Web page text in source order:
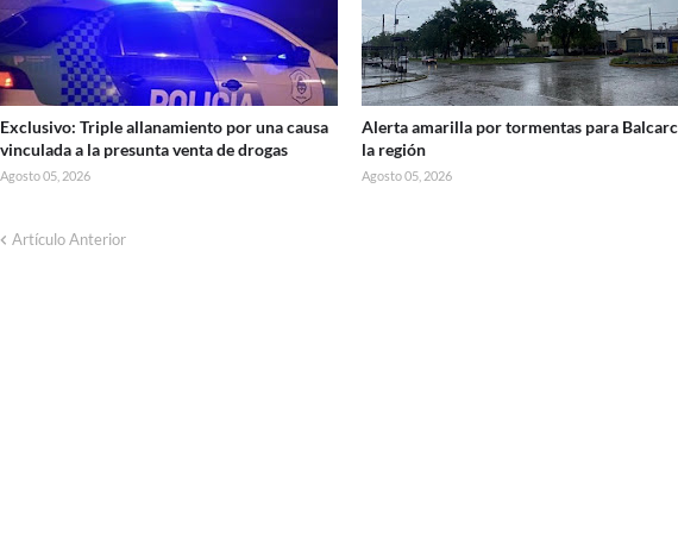
Exclusivo: Triple allanamiento por una causa
vinculada a la presunta venta de drogas
Agosto 05, 2026
Alerta amarilla por tormentas para
la región
Agosto 05, 2026
Artículo Anterior